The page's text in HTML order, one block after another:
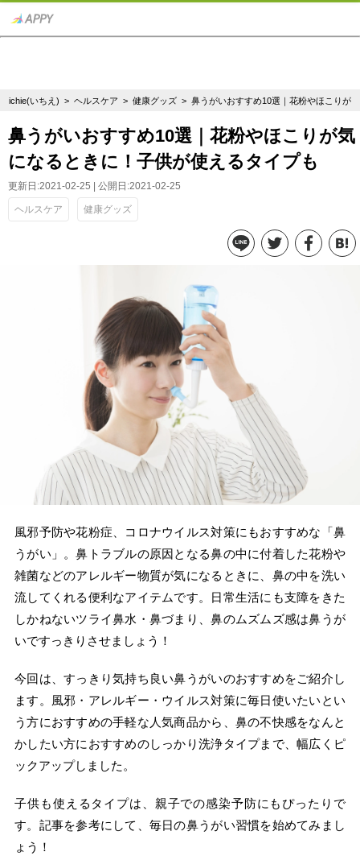
ichie(いちえ) >ヘルスケア >健康グッズ > 鼻うがいおすすめ10選｜花粉やほこりが
鼻うがいおすすめ10選｜花粉やほこりが気
になるときに！子供が使えるタイプも
更新日:2021-02-25 | 公開日:2021-02-25
ヘルスケア 健康グッズ
風邪予防や花粉症、コロナウイルス対策にもおすすめな「鼻
うがい」。鼻トラブルの原因となる鼻の中に付着した花粉や
雑菌などのアレルギー物質が気になるときに、鼻の中を洗い
流してくれる便利なアイテムです。日常生活にも支障をきた
しかねないツライ鼻水・鼻づまり、鼻のムズムズ感は鼻うが
いですっきりさせましょう！
今回は、すっきり気持ち良い鼻うがいのおすすめをご紹介し
ます。風邪・アレルギー・ウイルス対策に毎日使いたいとい
う方におすすめの手軽な人気商品から、鼻の不快感をなんと
かしたい方におすすめのしっかり洗浄タイプまで、幅広くピ
ックアップしました。
子供も使えるタイプは、親子での感染予防にもぴったりで
す。記事を参考にして、毎日の鼻うがい習慣を始めてみまし
ょう！